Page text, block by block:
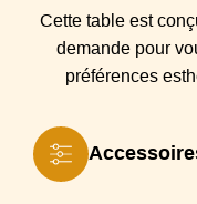
Cette table est
demande pour
préférences